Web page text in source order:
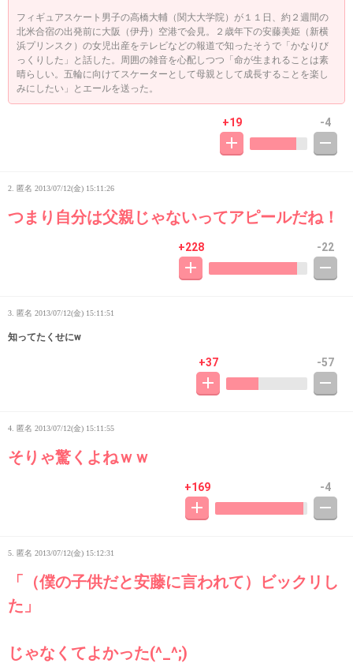
フィギュアスケート男子の高橋大輔（関大大学院）が１１日、約２週間の
北米合宿の出発前に大阪（伊丹）空港で会見。２歳年下の安藤美姫（新横
浜プリンスク）の女児出産をテレビなどの報道で知ったそうで「かなりび
っくりした」と話した。周囲の雑音を心配しつつ「命が生まれることは素
晴らしい。五輪に向けてスケーターとして母親として成長することを楽し
みにしたい」とエールを送った。
+19 -4
2. 匿名 2013/07/12(金) 15:11:26
つまり自分は父親じゃないってアピールだね！
+228 -22
3. 匿名 2013/07/12(金) 15:11:51
知ってたくせにw
+37 -57
4. 匿名 2013/07/12(金) 15:11:55
そりゃ驚くよねｗｗ
+169 -4
5. 匿名 2013/07/12(金) 15:12:31
「（僕の子供だと安藤に言われて）ビックリし
た」
じゃなくてよかった(^_^;)